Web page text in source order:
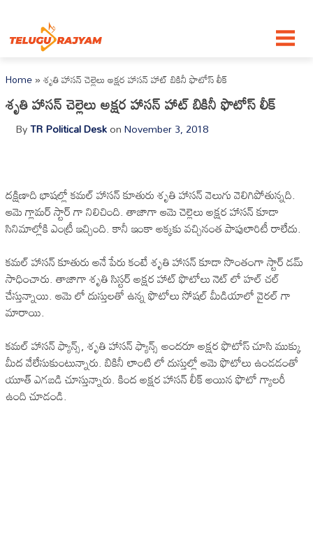
Home»శృతి హాసన్ చెల్లెలు అక్షర హాసన్ హాట్ బికినీ ఫొటోస్ లీక్
శృతి హాసన్ చెల్లెలు అక్షర హాసన్ హాట్ బికినీ ఫొటోస్ లీక్
ByTR Political DeskonNovember 3, 2018
దక్షిణాది భాషల్లో కమల్ హాసన్ కూతురు శృతి హాసన్ వెలుగు వెలిగిపోతున్నది.
ఆమె గ్లామర్ స్టార్ గా నిలిచింది. తాజాగా ఆమె చెల్లెలు అక్షర హాసన్ కూడా
సినిమాల్లోకి ఎంట్రీ ఇచ్చింది. కానీ ఇంకా అక్కకు వచ్చినంత పాపులారిటీ రాలేదు.
కమల్ హాసన్ కూతురు అనే పేరు కంటే శృతి హాసన్ కూడా సొంతంగా స్టార్ డమ్
సాధించారు. తాజాగా శృతి సిస్టర్ అక్షర హాట్ ఫొటోలు నెట్ లో హల్ చల్
చేస్తున్నాయి. ఆమె లో దుస్తులతో ఉన్న ఫొటోలు సోషల్ మీడియాలో వైరల్ గా
మారాయి.
కమల్ హాసన్ ఫ్యాన్స్, శృతి హాసన్ ఫ్యాన్స్ అందరూ అక్షర ఫొటోస్ చూసి ముక్కు
మీద వేలేసుకుంటున్నారు. బికినీ లాంటి లో దుస్తుల్లో ఆమె ఫొటోలు ఉండడంతో
యూత్ ఎగబడి చూస్తున్నారు. కింద అక్షర హాసన్ లీక్ అయిన ఫొటో గ్యాలరీ
ఉంది చూడండి.